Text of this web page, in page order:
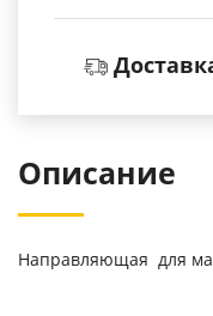
Описание
Направляющая для